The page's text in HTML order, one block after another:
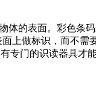
的表面。彩色条
上做标识，而不
专门的识读器具